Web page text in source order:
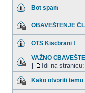
Bot spam
OBAVEŠTENJE
OTS Kisobrani !
VAŽNO
[ Idi na stranicu:
Kako otvoriti